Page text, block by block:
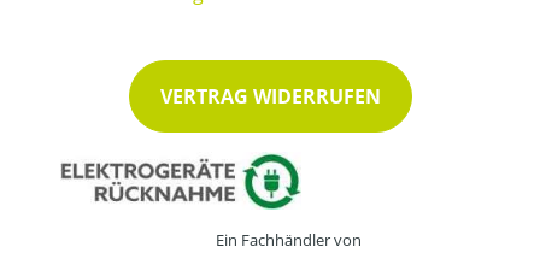
VERTRAG WIDERRUFEN
Ein Fachhändler von